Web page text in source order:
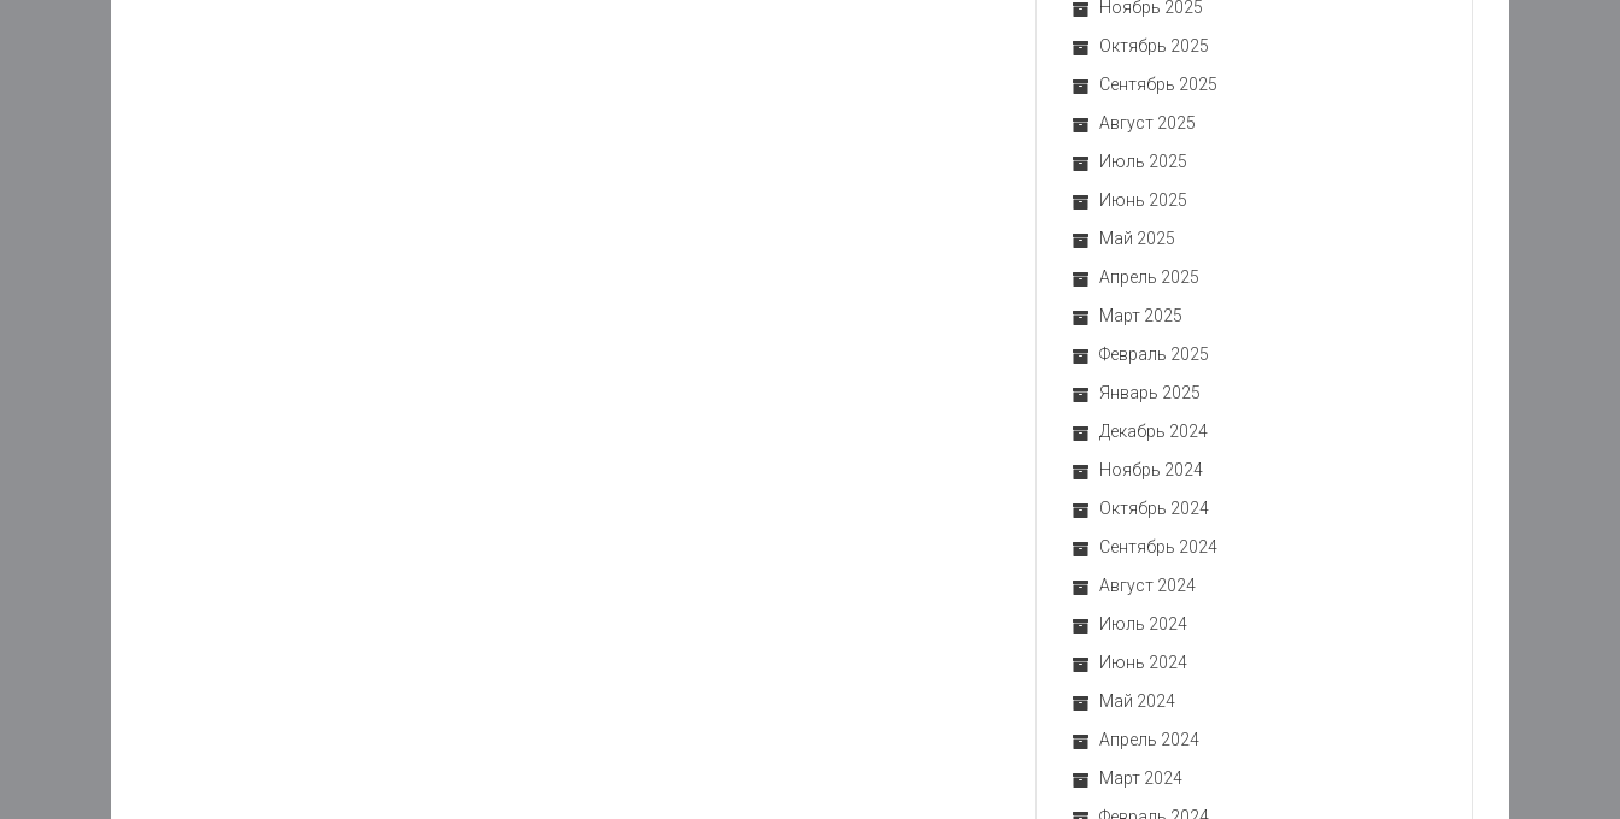
Ноябрь 2025
Октябрь 2025
Сентябрь 2025
Август 2025
Июль 2025
Июнь 2025
Май 2025
Апрель 2025
Март 2025
Февраль 2025
Январь 2025
Декабрь 2024
Ноябрь 2024
Октябрь 2024
Сентябрь 2024
Август 2024
Июль 2024
Июнь 2024
Май 2024
Апрель 2024
Март 2024